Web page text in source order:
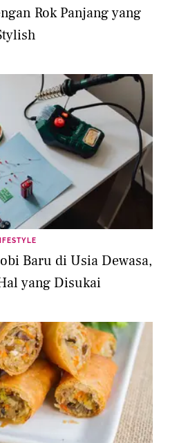
Rok Panjang yang
Baru di Usia Dewasa,
yang Disukai